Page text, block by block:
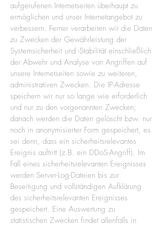
aufgerufenen Internetseiten überhaupt zu
ermöglichen und unser Internetangebot zu
verbessern. Ferner verarbeiten wir die Daten
zu Zwecken der Gewährleistung der
Systemsicherheit und -Stabilität einschließlich
der Abwehr und Analyse von Angriffen auf
unsere Internetseiten sowie zu weiteren,
administrativen Zwecken. Die IP-Adresse
speichern wir nur so lange wie erforderlich
und nur zu den vorgenannten Zwecken;
danach werden die Daten gelöscht bzw. nur
noch in anonymisierter Form gespeichert, es
sei denn, dass ein sicherheitsrelevantes
Ereignis auftritt (z.B. ein DDoS-Angriff). Im
Fall eines sicherheitsrelevanten Ereignisses
werden Server-Log-Dateien bis zur
Beseitigung und vollständigen Aufklärung
des sicherheitsrelevanten Ereignisses
gespeichert. Eine Auswertung zu
statistischen Zwecken findet allenfalls in